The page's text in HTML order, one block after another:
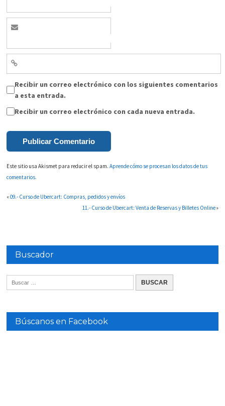
Recibir un correo electrónico con los siguientes comentarios
a esta entrada.
Recibir un correo electrónico con cada nueva entrada.
Este sitio usa Akismet para reducir el spam.Aprende cómo se procesan los datos de tus
comentarios.
«09.- Curso de Ubercart: Compras, pedidos y envíos
11.- Curso de Ubercart: Venta de Reservas y Billetes Online»
Buscador
Búscanos en Facebook